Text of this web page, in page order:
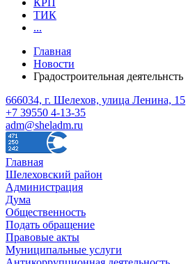
ТИК
...
Главная
Новости
Градостроительная деятельнсть
666034, г. Шелехов, улица Ленина, 15
+7 39550 4-13-35
adm@sheladm.ru
Главная
Шелеховский район
Администрация
Дума
Общественность
Подать обращение
Правовые акты
Муниципальные услуги